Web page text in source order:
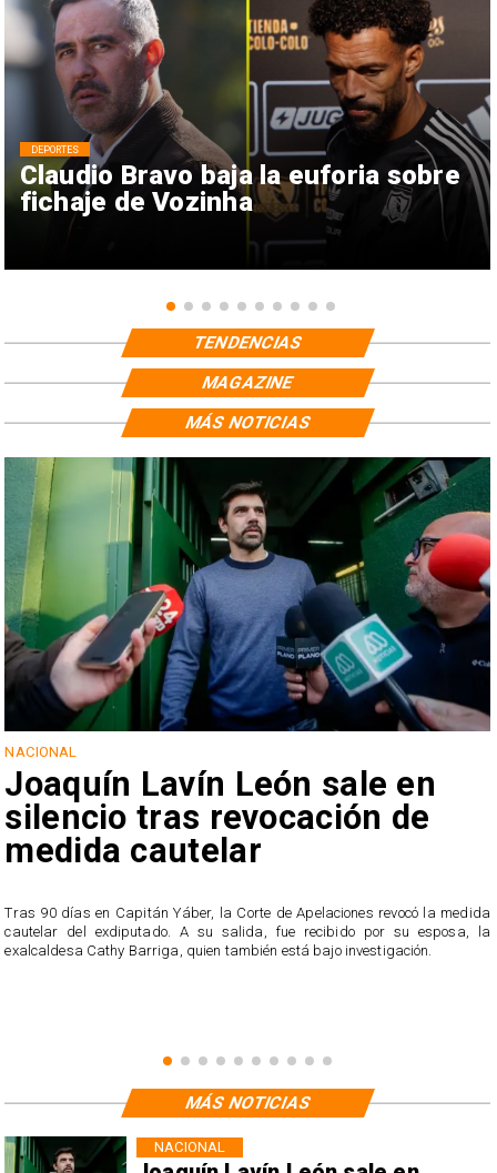
Claudio Bravo baja la euforia sobre
fichaje de Vozinha
DEPORTES
TENDENCIAS
MAGAZINE
NACIONAL
Joaquín Lavín León sale en
silencio tras revocación de
medida cautelar
Tras 90 días en Capitán Yáber, la Corte de Apelaciones revocó la medida
cautelar del exdiputado. A su salida, fue recibido por su esposa, la
exalcaldesa Cathy Barriga, quien también está bajo investigación.
MÁS NOTICIAS
NACIONAL
MÁS NOTICIAS